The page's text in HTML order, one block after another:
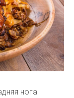
нога